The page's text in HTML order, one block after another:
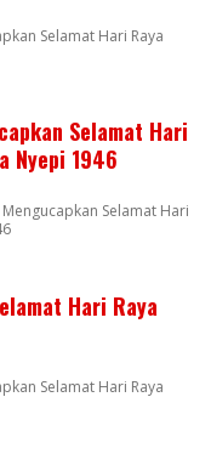
Selamat Hari Raya
Selamat Hari
Nyepi 1946
Selamat Hari
Hari Raya
Selamat Hari Raya